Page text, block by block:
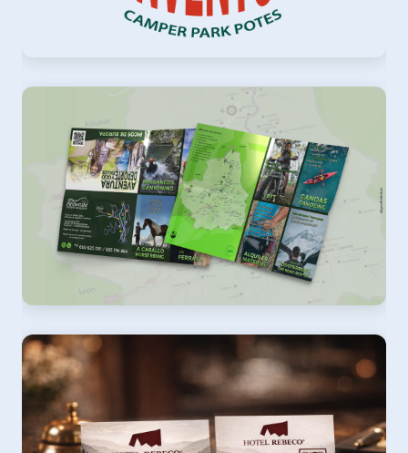
Aravalle
Folleto polidíptico, diseño e impresión